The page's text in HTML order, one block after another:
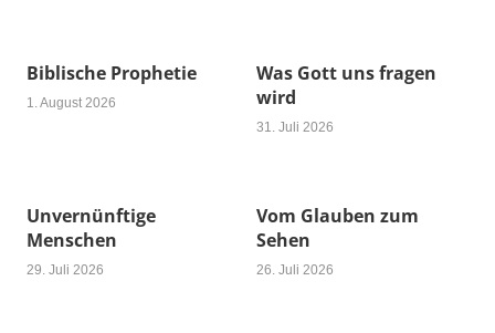
Biblische Prophetie
1. August 2026
Was Gott uns fragen
wird
31. Juli 2026
Unvernünftige
Menschen
29. Juli 2026
Vom Glauben zum
Sehen
26. Juli 2026